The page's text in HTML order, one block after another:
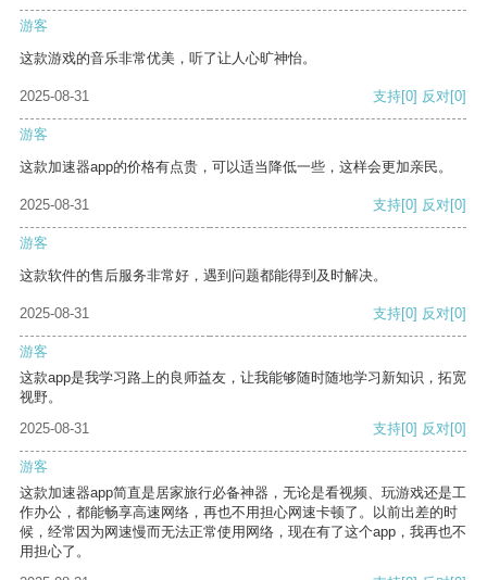
游客
这款游戏的音乐非常优美，听了让人心旷神怡。
2025-08-31 支持[0] 反对[0]
游客
这款加速器app的价格有点贵，可以适当降低一些，这样会更加亲民。
2025-08-31 支持[0] 反对[0]
游客
这款软件的售后服务非常好，遇到问题都能得到及时解决。
2025-08-31 支持[0] 反对[0]
游客
这款app是我学习路上的良师益友，让我能够随时随地学习新知识，拓宽
视野。
2025-08-31
支持[0] 反对[0]
游客
这款加速器app简直是居家旅行必备神器，无论是看视频、玩游戏还是工
作办公，都能畅享高速网络，再也不用担心网速卡顿了。以前出差的时
候，经常因为网速慢而无法正常使用网络，现在有了这个app，我再也不
用担心了。